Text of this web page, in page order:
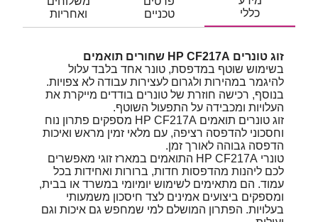
כללי
טכניים
ואחריות
זוג טונרים HP CF217A שחורים תואמים
בשימוש שוטף במדפסת, טונר אחד בלבד עלול
להיגמר במהירות ולגרום לעצירות עבודה לא צפויות.
בנוסף, רכישה חוזרת של טונרים בודדים מייקרת את
העלויות ומכבידה על התפעול השוטף.
זוג טונרים תואמים HP CF217A מספקים פתרון נוח
וחסכוני להדפסה רציפה, עם מלאי זמין מראש ואיכות
הדפסה גבוהה לאורך זמן.
טונרי HP CF217A התואמים במארז זוגי מאפשרים
לכם ליהנות מהדפסות חדות, ברורות ואחידות בכל
עמוד. הם מתאימים לשימוש יומיומי במשרד או בבית,
ומספקים ביצועים אמינים לצד חיסכון משמעותי
בעלויות. הפתרון המושלם למי שמחפש גם איכות וגם